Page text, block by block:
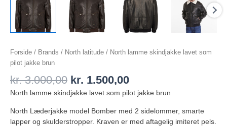
Forside / Brands / North latitude / North lamme skindjakke lavet som
pilot jakke brun
kr.3.000,00 kr. 1.500,00
North lamme skindjakke lavet som pilot jakke brun
North Læderjakke model Bomber med 2 sidelommer, smarte
lapper og skulderstropper. Kraven er med aftagelig imiteret pels.